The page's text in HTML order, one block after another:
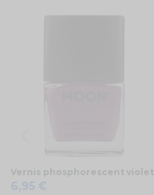
Vernis phosphorescent violet
6,95 €